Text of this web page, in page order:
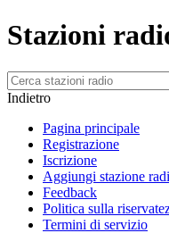
Stazioni
Indietro
Pagina principale
Registrazione
Iscrizione
Aggiungi stazione
Feedback
Politica sulla
Termini di servizio